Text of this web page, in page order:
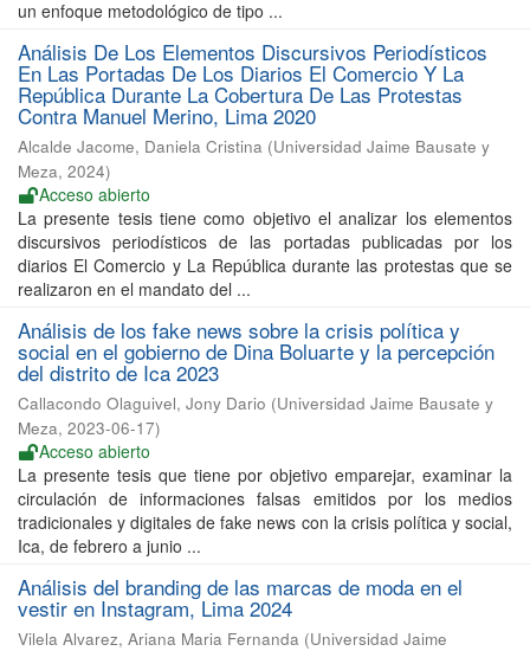
un enfoque metodológico de tipo ...
Análisis De Los Elementos Discursivos Periodísticos
En Las Portadas De Los Diarios El Comercio Y La
República Durante La Cobertura De Las Protestas
Contra Manuel Merino, Lima 2020
Alcalde Jacome, Daniela Cristina (Universidad Jaime Bausate y
Meza, 2024)
Acceso abierto
La presente tesis tiene como objetivo el analizar los elementos
discursivos periodísticos de las portadas publicadas por los
diarios El Comercio y La República durante las protestas que se
realizaron en el mandato del ...
Análisis de los fake news sobre la crisis política y
social en el gobierno de Dina Boluarte y la percepción
del distrito de Ica 2023
Callacondo Olaguivel, Jony Dario (Universidad Jaime Bausate y
Meza, 2023-06-17)
Acceso abierto
La presente tesis que tiene por objetivo emparejar, examinar la
circulación de informaciones falsas emitidos por los medios
tradicionales y digitales de fake news con la crisis política y social,
Ica, de febrero a junio ...
Análisis del branding de las marcas de moda en el
vestir en Instagram, Lima 2024
Vilela Alvarez, Ariana Maria Fernanda (Universidad Jaime